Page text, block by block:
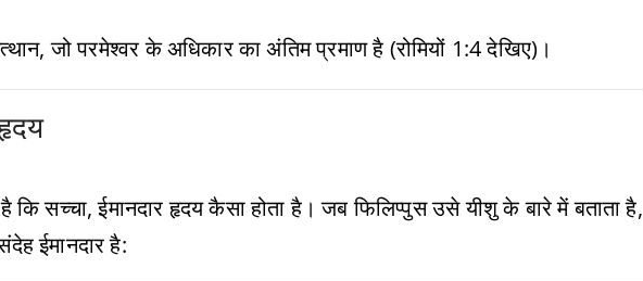
जो परमेश्वर के अधिकार का अंतिम प्रमाण है (रोमियों 1:4 देखिए)।
कि सच्चा, ईमानदार हृदय कैसा होता है। जब फिलिप्पुस उसे यीशु के बारे में बताता है,
ईमानदार है: